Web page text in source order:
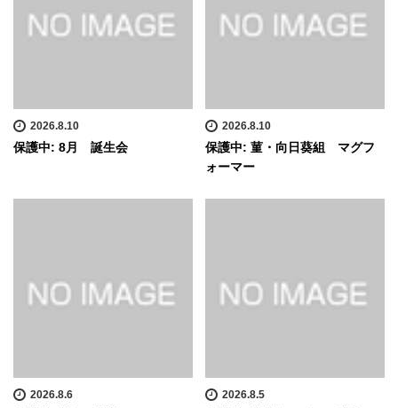
2026.8.10
保護中: 8月 誕生会
2026.8.10
保護中: 菫・向日葵組 マグフ
ォーマー
2026.8.6 2026.8.5